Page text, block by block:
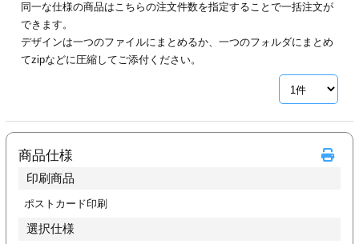
リーブ
ー印刷
同一な仕様の商品はこちらの注文件数を指定することで一括注文が
できます。
デザインは一つのファイルにまとめるか、一つのフォルダにまとめ
てzipなどに圧縮してご添付ください。
商品仕様
印刷商品
ポストカード印刷
選択仕様